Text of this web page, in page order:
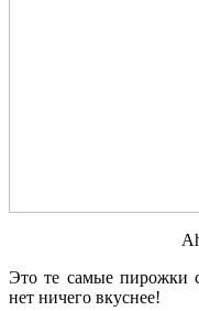
Это те самые пирожки
нет ничего вкуснее!